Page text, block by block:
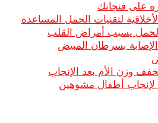
على فنجانك
لتقنيات الحمل المساعدة
يسبب أمراض القلب
بسرطان المبيض
وزن الأم بعد الإنجاب
لإنجاب أطفال مشوهين